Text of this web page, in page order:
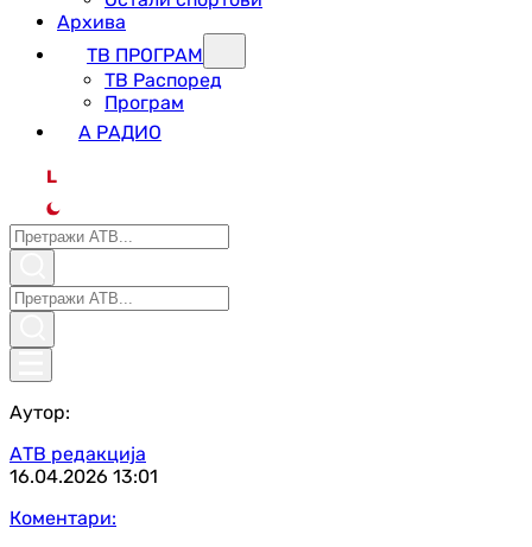
Архива
ТВ ПРОГРАМ
ТВ Распоред
Програм
А РАДИО
L
Аутор:
АТВ редакција
16.04.2026 13:01
Коментари: